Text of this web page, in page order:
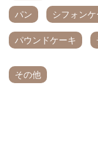
パン シフォンケ
パウンドケーキ
その他